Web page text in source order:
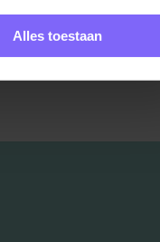
Alles toestaan